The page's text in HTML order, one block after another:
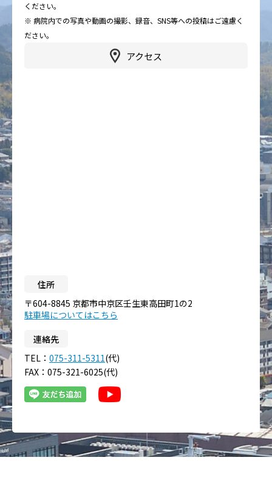
アクセス
住所
〒604-8845 京都市中京区壬生東高田町1の2
駐車場についてはこちら
連絡先
TEL： 075-311-5311(代)
FAX：075-321-6025(代)
ください。
※ 病院内での写真や動画の撮影、録音、SNS等への投稿はご遠慮く
ださい。